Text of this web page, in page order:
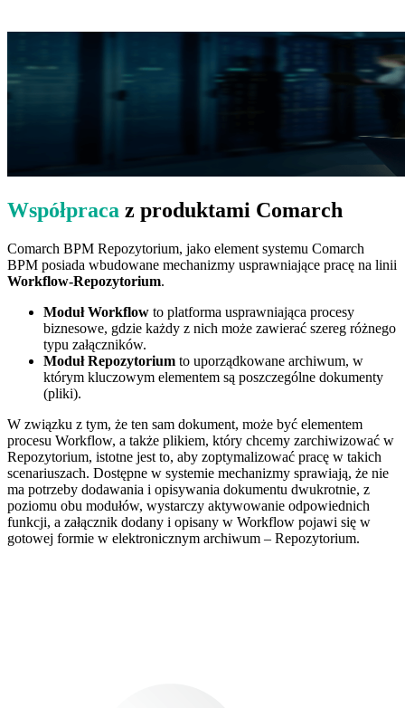
Współpraca z produktami Comarch
Comarch BPM Repozytorium, jako element systemu Comarch
BPM posiada wbudowane mechanizmy usprawniające pracę na linii
Workflow-Repozytorium.
Moduł Workflow to platforma usprawniająca procesy
biznesowe, gdzie każdy z nich może zawierać szereg różnego
typu załączników.
Moduł Repozytorium to uporządkowane archiwum, w
którym kluczowym elementem są poszczególne dokumenty
(pliki).
W związku z tym, że ten sam dokument, może być elementem
procesu Workflow, a także plikiem, który chcemy zarchiwizować w
Repozytorium, istotne jest to, aby zoptymalizować pracę w takich
scenariuszach. Dostępne w systemie mechanizmy sprawiają, że nie
ma potrzeby dodawania i opisywania dokumentu dwukrotnie, z
poziomu obu modułów, wystarczy aktywowanie odpowiednich
funkcji, a załącznik dodany i opisany w Workflow pojawi się w
gotowej formie w elektronicznym archiwum – Repozytorium.